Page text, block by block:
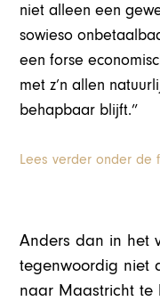
niet alleen een
sowieso
een forse
met z’n allen
behapbaar blijft.”
Lees verder onder de
Anders dan in het
tegenwoordig niet
naar Maastricht te